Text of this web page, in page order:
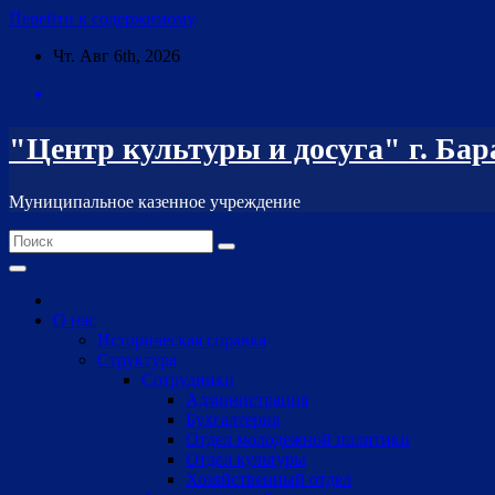
Перейти к содержимому
Чт. Авг 6th, 2026
"Центр культуры и досуга" г.
Муниципальное казенное учреждение
О нас
Историческая справка
Структура
Сотрудники
Администрация
Бухгалтерия
Отдел молодежной политики
Отдел культуры
Хозяйственный отдел